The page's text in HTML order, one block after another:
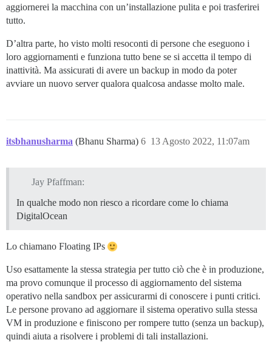
aggiornerei la macchina con un’installazione pulita e poi trasferirei
tutto.
D’altra parte, ho visto molti resoconti di persone che eseguono i
loro aggiornamenti e funziona tutto bene se si accetta il tempo di
inattività. Ma assicurati di avere un backup in modo da poter
avviare un nuovo server qualora qualcosa andasse molto male.
itsbhanusharma (Bhanu Sharma) 13 Agosto 2022, 11:07am
6
Jay Pfaffman:
In qualche modo non riesco a ricordare come lo chiama
DigitalOcean
Lo chiamano Floating IPs
Uso esattamente la stessa strategia per tutto ciò che è in produzione,
ma provo comunque il processo di aggiornamento del sistema
operativo nella sandbox per assicurarmi di conoscere i punti critici.
Le persone provano ad aggiornare il sistema operativo sulla stessa
VM in produzione e finiscono per rompere tutto (senza un backup),
quindi aiuta a risolvere i problemi di tali installazioni.